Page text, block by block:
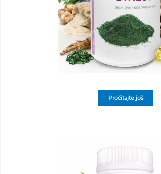
Pročitajte još